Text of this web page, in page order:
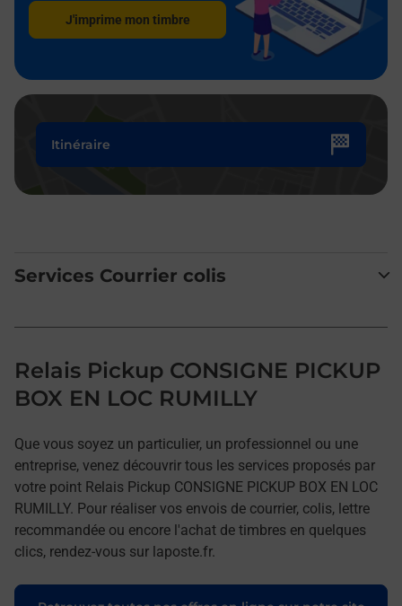
J'imprime mon timbre
Itinéraire
Services Courrier colis
Relais Pickup CONSIGNE PICKUP
BOX EN LOC RUMILLY
Que vous soyez un particulier, un professionnel ou une
entreprise, venez découvrir tous les services proposés par
votre point Relais Pickup CONSIGNE PICKUP BOX EN LOC
RUMILLY. Pour réaliser vos envois de courrier, colis, lettre
recommandée ou encore l'achat de timbres en quelques
clics, rendez-vous sur laposte.fr.